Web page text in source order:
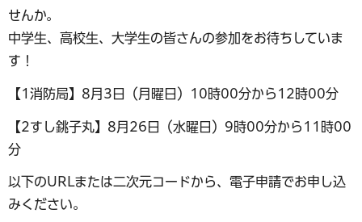
せんか。
中学生、高校生、大学生の皆さんの参加をお待ちしていま
す！
【1消防局】8月3日（月曜日）10時00分から12時00分
【2すし銚子丸】8月26日（水曜日）9時00分から11時00
分
以下のURLまたは二次元コードから、電子申請でお申し込
みください。